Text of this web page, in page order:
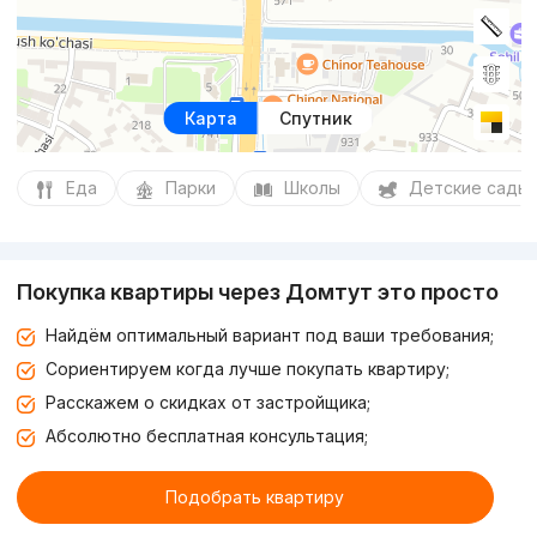
Карта Спутник
Еда Парки Школы Детские сады
Покупка квартиры через Домтут это просто
Найдём оптимальный вариант под ваши требования;
Сориентируем когда лучше покупать квартиру;
Расскажем о скидках от застройщика;
Абсолютно бесплатная консультация;
Подобрать квартиру